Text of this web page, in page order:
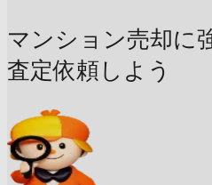
マンション売却に
査定依頼しよう